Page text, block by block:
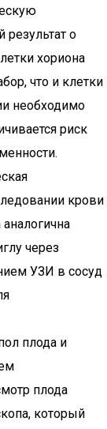
о
хориона
что и клетки
необходимо
риск
крови
через
УЗИ в сосуд
плода и
плода
который